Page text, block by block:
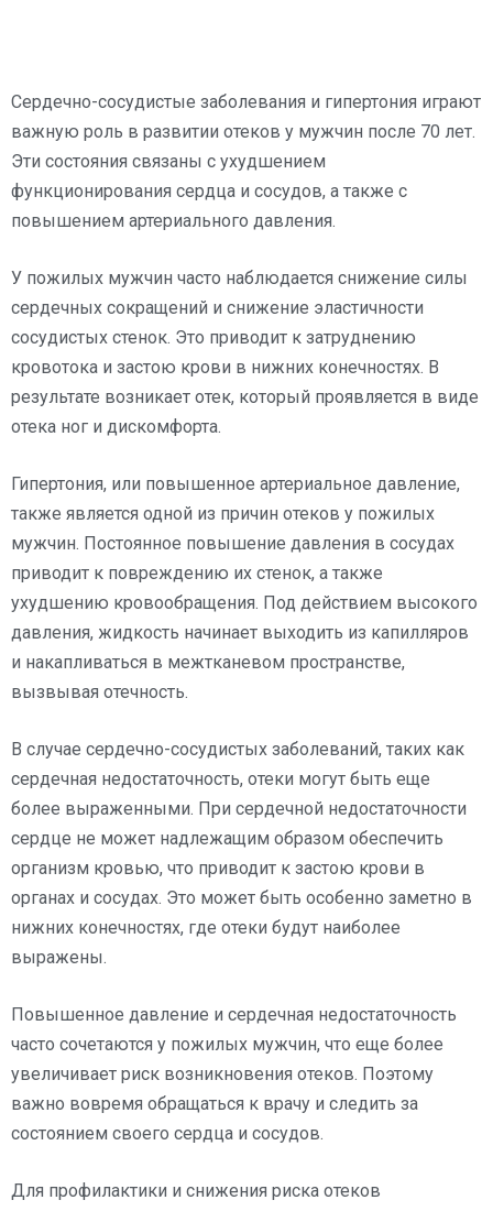
Сердечно-сосудистые заболевания и гипертония играют
важную роль в развитии отеков у мужчин после 70 лет.
Эти состояния связаны с ухудшением
функционирования сердца и сосудов, а также с
повышением артериального давления.
У пожилых мужчин часто наблюдается снижение силы
сердечных сокращений и снижение эластичности
сосудистых стенок. Это приводит к затруднению
кровотока и застою крови в нижних конечностях. В
результате возникает отек, который проявляется в виде
отека ног и дискомфорта.
Гипертония, или повышенное артериальное давление,
также является одной из причин отеков у пожилых
мужчин. Постоянное повышение давления в сосудах
приводит к повреждению их стенок, а также
ухудшению кровообращения. Под действием высокого
давления, жидкость начинает выходить из капилляров
и накапливаться в межтканевом пространстве,
вызвывая отечность.
В случае сердечно-сосудистых заболеваний, таких как
сердечная недостаточность, отеки могут быть еще
более выраженными. При сердечной недостаточности
сердце не может надлежащим образом обеспечить
организм кровью, что приводит к застою крови в
органах и сосудах. Это может быть особенно заметно в
нижних конечностях, где отеки будут наиболее
выражены.
Повышенное давление и сердечная недостаточность
часто сочетаются у пожилых мужчин, что еще более
увеличивает риск возникновения отеков. Поэтому
важно вовремя обращаться к врачу и следить за
состоянием своего сердца и сосудов.
Для профилактики и снижения риска отеков